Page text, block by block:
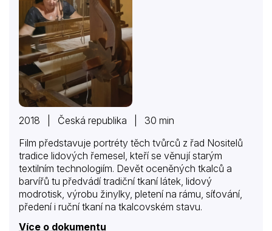
2018 | Česká republika | 30 min
Film představuje portréty těch tvůrců z řad Nositelů
tradice lidových řemesel, kteří se věnují starým
textilním technologiím. Devět oceněných tkalců a
barvířů tu předvádí tradiční tkaní látek, lidový
modrotisk, výrobu žinylky, pletení na rámu, síťování,
předení i ruční tkaní na tkalcovském stavu.
Více o dokumentu